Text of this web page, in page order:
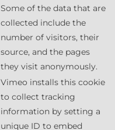
Some of the data that are
collected include the
number of visitors, their
source, and the pages
they visit anonymously.
Vimeo installs this cookie
to collect tracking
information by setting a
unique ID to embed